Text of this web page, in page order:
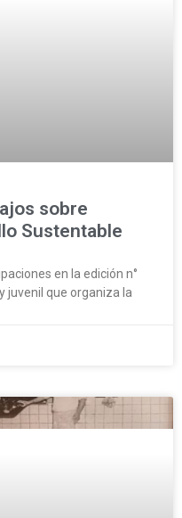
sobre
Sustentable
en la edición n°
juvenil que organiza la